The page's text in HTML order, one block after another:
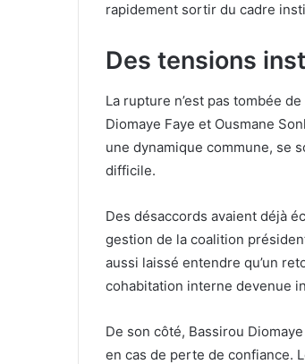
rapidement sortir du cadre
Des tensions
La rupture n’est pas tombée
Diomaye Faye et Ousmane
une dynamique commune, se
difficile.
Des désaccords avaient déjà
gestion de la coalition
aussi laissé entendre qu’un
cohabitation interne devenue
De son côté, Bassirou
en cas de perte de confiance.